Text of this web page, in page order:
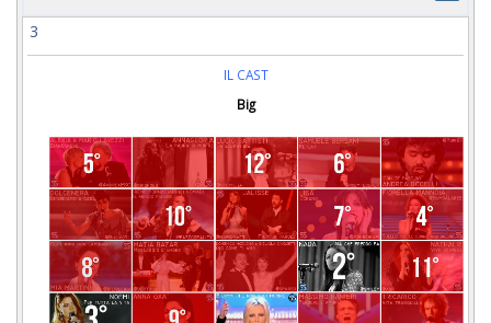
3
IL CAST
Big